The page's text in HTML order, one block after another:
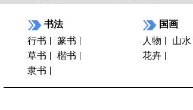
书法
行书
篆书
草书
楷书
隶书
国画
人物
山水
花卉